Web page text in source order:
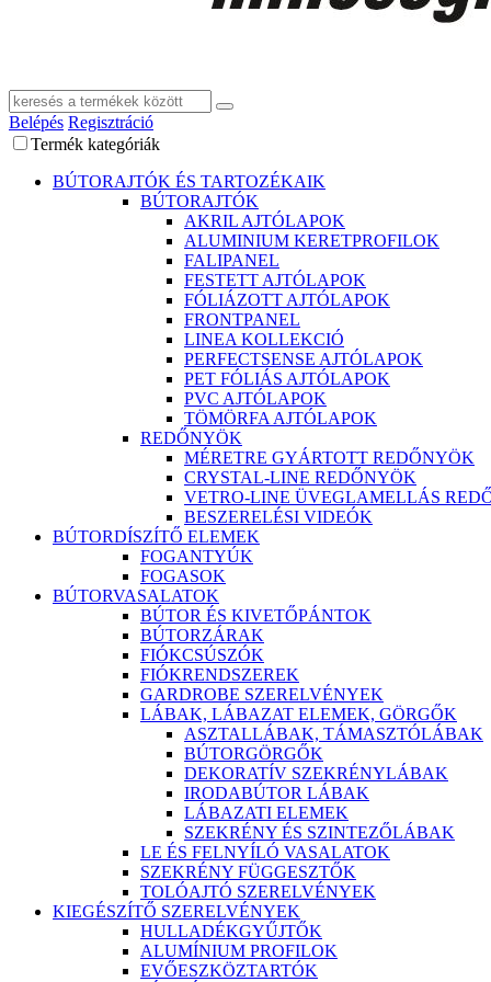
Belépés Regisztráció
Termék kategóriák
BÚTORAJTÓK ÉS TARTOZÉKAIK
BÚTORAJTÓK
AKRIL AJTÓLAPOK
ALUMINIUM KERETPROFILOK
FALIPANEL
FESTETT AJTÓLAPOK
FÓLIÁZOTT AJTÓLAPOK
FRONTPANEL
LINEA KOLLEKCIÓ
PERFECTSENSE AJTÓLAPOK
PET FÓLIÁS AJTÓLAPOK
PVC AJTÓLAPOK
TÖMÖRFA AJTÓLAPOK
REDŐNYÖK
MÉRETRE GYÁRTOTT REDŐNYÖK
CRYSTAL-LINE REDŐNYÖK
VETRO-LINE ÜVEGLAMELLÁS
BESZERELÉSI VIDEÓK
BÚTORDÍSZÍTŐ ELEMEK
FOGANTYÚK
FOGASOK
BÚTORVASALATOK
BÚTOR ÉS KIVETŐPÁNTOK
BÚTORZÁRAK
FIÓKCSÚSZÓK
FIÓKRENDSZEREK
GARDROBE SZERELVÉNYEK
LÁBAK, LÁBAZAT ELEMEK, GÖRGŐK
ASZTALLÁBAK, TÁMASZTÓLÁBAK
BÚTORGÖRGŐK
DEKORATÍV SZEKRÉNYLÁBAK
IRODABÚTOR LÁBAK
LÁBAZATI ELEMEK
SZEKRÉNY ÉS SZINTEZŐLÁBAK
LE ÉS FELNYÍLÓ VASALATOK
SZEKRÉNY FÜGGESZTŐK
TOLÓAJTÓ SZERELVÉNYEK
KIEGÉSZÍTŐ SZERELVÉNYEK
HULLADÉKGYŰJTŐK
ALUMÍNIUM PROFILOK
EVŐESZKÖZTARTÓK